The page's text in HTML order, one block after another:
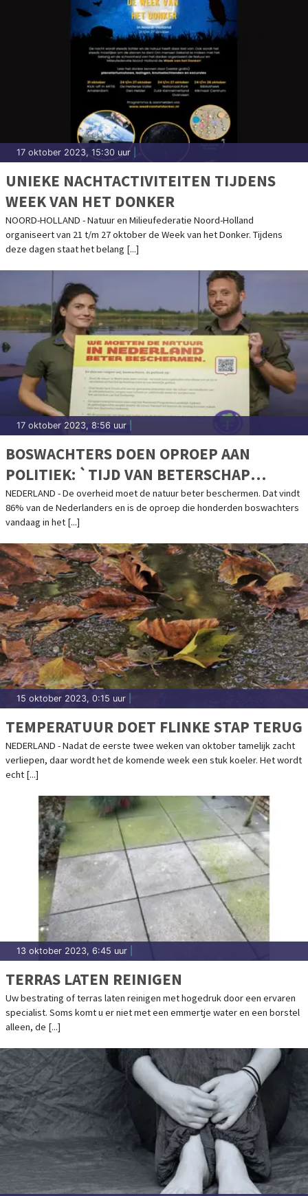
17 oktober 2023, 15:30 uur
UNIEKE NACHTACTIVITEITEN TIJDENS
WEEK VAN HET DONKER
NOORD-HOLLAND - Natuur en Milieufederatie Noord-Holland
organiseert van 21 t/m 27 oktober de Week van het Donker. Tijdens
deze dagen staat het belang [...]
17 oktober 2023, 8:56 uur
BOSWACHTERS DOEN OPROEP AAN
POLITIEK: `TIJD VAN BETERSCHAP
BELÓVEN IS VOORBIJ`
NEDERLAND - De overheid moet de natuur beter beschermen. Dat vindt
86% van de Nederlanders en is de oproep die honderden boswachters
vandaag in het [...]
15 oktober 2023, 0:15 uur
TEMPERATUUR DOET FLINKE STAP TERUG
NEDERLAND - Nadat de eerste twee weken van oktober tamelijk zacht
verliepen, daar wordt het de komende week een stuk koeler. Het wordt
echt [...]
13 oktober 2023, 6:45 uur
TERRAS LATEN REINIGEN
Uw bestrating of terras laten reinigen met hogedruk door een ervaren
specialist. Soms komt u er niet met een emmertje water en een borstel
alleen, de [...]